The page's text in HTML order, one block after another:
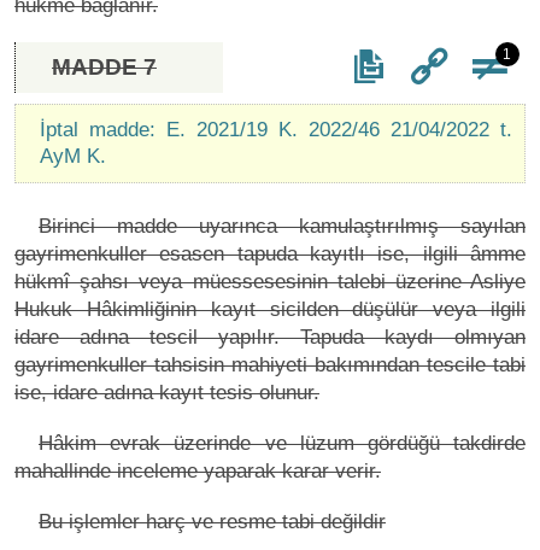
hükme bağlanır.
MADDE 7 1
İptal madde: E. 2021/19 K. 2022/46 21/04/2022 t.
AyM K.
Birinci madde uyarınca kamulaştırılmış sayılan
gayrimenkuller esasen tapuda kayıtlı ise, ilgili âmme
hükmî şahsı veya müessesesinin talebi üzerine Asliye
Hukuk Hâkimliğinin kayıt sicilden düşülür veya ilgili
idare adına tescil yapılır. Tapuda kaydı olmıyan
gayrimenkuller tahsisin mahiyeti bakımından tescile tabi
ise, idare adına kayıt tesis olunur.
Hâkim evrak üzerinde ve lüzum gördüğü takdirde
mahallinde inceleme yaparak karar verir.
Bu işlemler harç ve resme tabi değildir